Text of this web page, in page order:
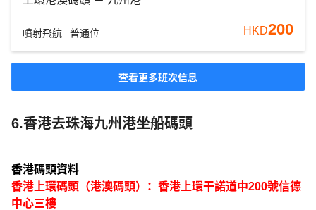
噴射飛航 普通位 HKD200
查看更多班次信息
6.香港去珠海九州港坐船碼頭
香港碼頭資料
香港上環碼頭（港澳碼頭）：香港上環干諾道中200號信德
中心三樓